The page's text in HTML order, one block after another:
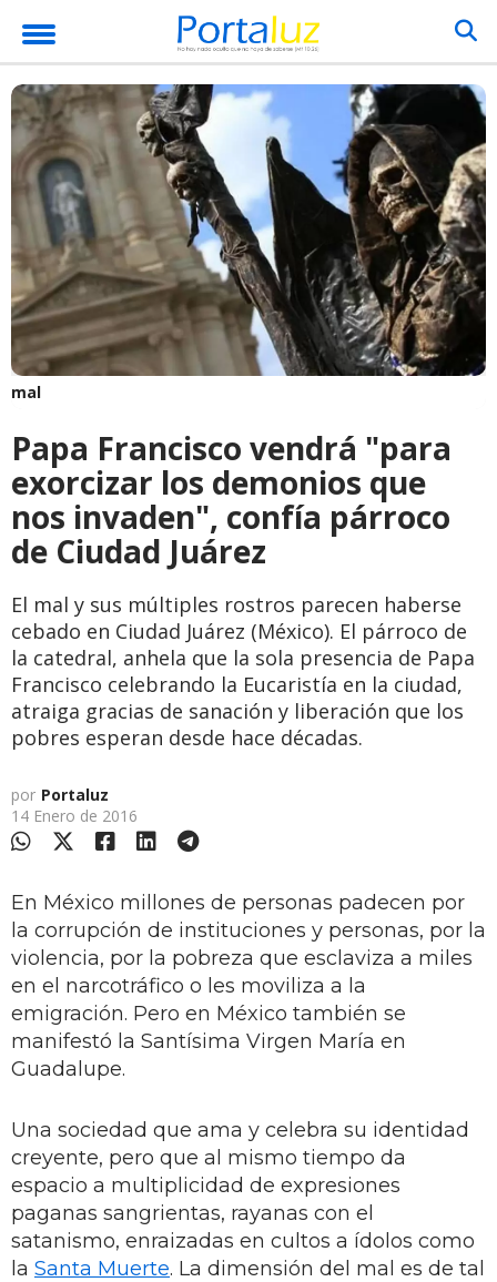
mal
Papa Francisco vendrá "para
exorcizar los demonios que
nos invaden", confía párroco
de Ciudad Juárez
El mal y sus múltiples rostros parecen haberse
cebado en Ciudad Juárez (México). El párroco de
la catedral, anhela que la sola presencia de Papa
Francisco celebrando la Eucaristía en la ciudad,
atraiga gracias de sanación y liberación que los
pobres esperan desde hace décadas.
por Portaluz
14 Enero de 2016
En México millones de personas padecen por
la corrupción de instituciones y personas, por la
violencia, por la pobreza que esclaviza a miles
en el narcotráfico o les moviliza a la
emigración. Pero en México también se
manifestó la Santísima Virgen María en
Guadalupe.
Una sociedad que ama y celebra su identidad
creyente, pero que al mismo tiempo da
espacio a multiplicidad de expresiones
paganas sangrientas, rayanas con el
satanismo, enraizadas en cultos a ídolos como
la Santa Muerte. La dimensión del mal es de tal